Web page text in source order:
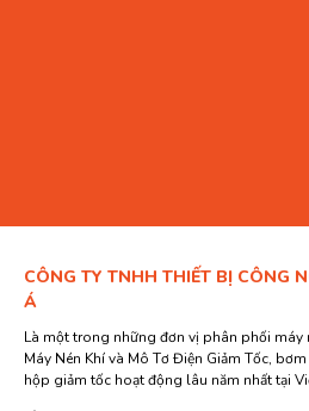
CÔNG TY TNHH THIẾT BỊ CÔNG
Á
Là một trong những đơn vị phân phối máy
Máy Nén Khí và Mô Tơ Điện Giảm Tốc,
hộp giảm tốc hoạt động lâu năm nhất tại